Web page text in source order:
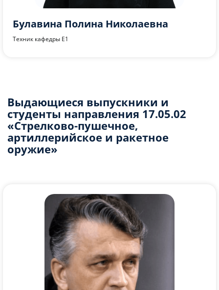
Афанасьев Александр Сергеевич
Профессор кафедры Е1, д.т.н., доцент
Выдающиеся выпускники и
студенты направления 17.05.02
«Стрелково-пушечное,
артиллерийское и ракетное
оружие»